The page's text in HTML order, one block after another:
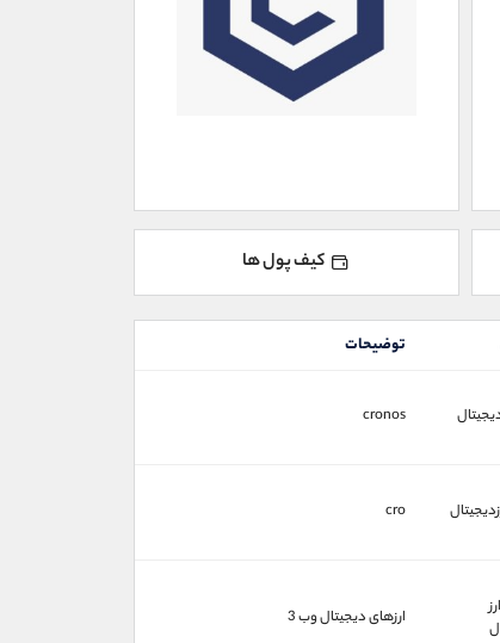
کیف پول ها
توضیحات
cronos
cro
ارزهای دیجیتال وب 3